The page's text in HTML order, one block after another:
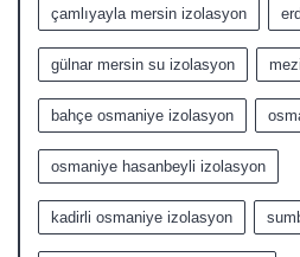
çamlıyayla mersin izolasyon
gülnar mersin su izolasyon
bahçe osmaniye izolasyon
osmaniye hasanbeyli izolasyon
kadirli osmaniye izolasyon